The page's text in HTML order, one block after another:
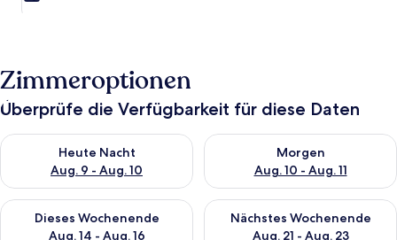
Zimmeroptionen
Überprüfe die Verfügbarkeit für diese Daten
Heute Nacht
Aug. 9 - Aug. 10
Überprüfe die Verfügbarkeit für heute Nacht, Aug. 9 - Aug.
Morgen
Aug. 10 - Aug. 11
Überprüfe die Verfügbarkeit
Dieses Wochenende
Aug. 14 - Aug. 16
Überprüfe die Verfügbarkeit für dieses Wochenende, Aug. 14
Nächstes Wochenende
Aug. 21 - Aug. 23
Überprüfe die Verfügbarkeit